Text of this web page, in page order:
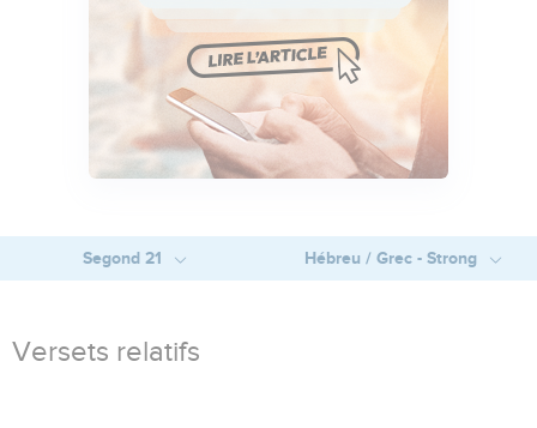
Segond 21 Hébreu / Grec - Strong
Versets relatifs